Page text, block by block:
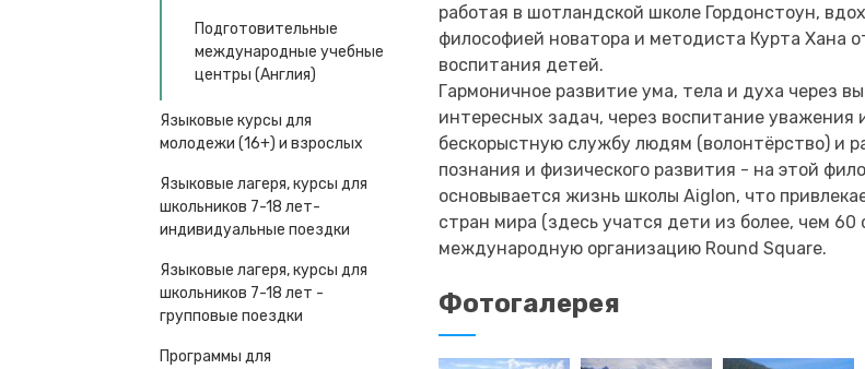
Подготовительные
международные учебные
центры (Англия)
Языковые курсы для
молодежи (16+) и взрослых
Языковые лагеря, курсы для
школьников 7-18 лет-
индивидуальные поездки
Языковые лагеря, курсы для
школьников 7-18 лет -
групповые поездки
Программы для
работая в шотландской школе Гордонстоун,
философией новатора и методиста Курта Хана
воспитания детей.
Гармоничное развитие ума, тела и духа через
интересных задач, через воспитание уважения
бескорыстную службу людям (волонтёрство) и
познания и физического развития - на этой
основывается жизнь школы Aiglon, что
стран мира (здесь учатся дети из более, чем 60
международную организацию Round Square.
Фотогалерея